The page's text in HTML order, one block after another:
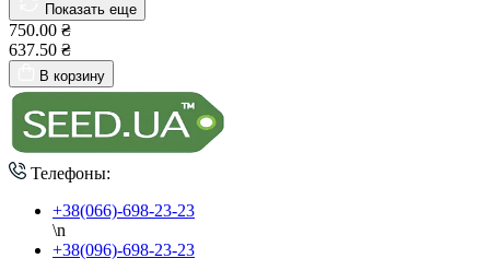
Показать еще
750.00 ₴
637.50 ₴
В корзину
Телефоны:
+38(066)-698-23-23
\n
+38(096)-698-23-23